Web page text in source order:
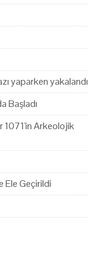
yaparken yakalandı
Başladı
1071'in Arkeolojik
Ele Geçirildi